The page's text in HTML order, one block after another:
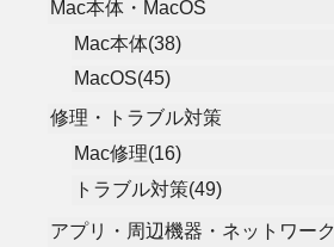
Mac本体・MacOS
Mac本体(38)
MacOS(45)
修理・トラブル対策
Mac修理(16)
トラブル対策(49)
アプリ・周辺機器・ネットワーク